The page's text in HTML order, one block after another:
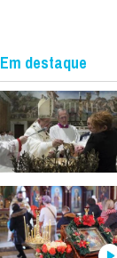
Em destaque